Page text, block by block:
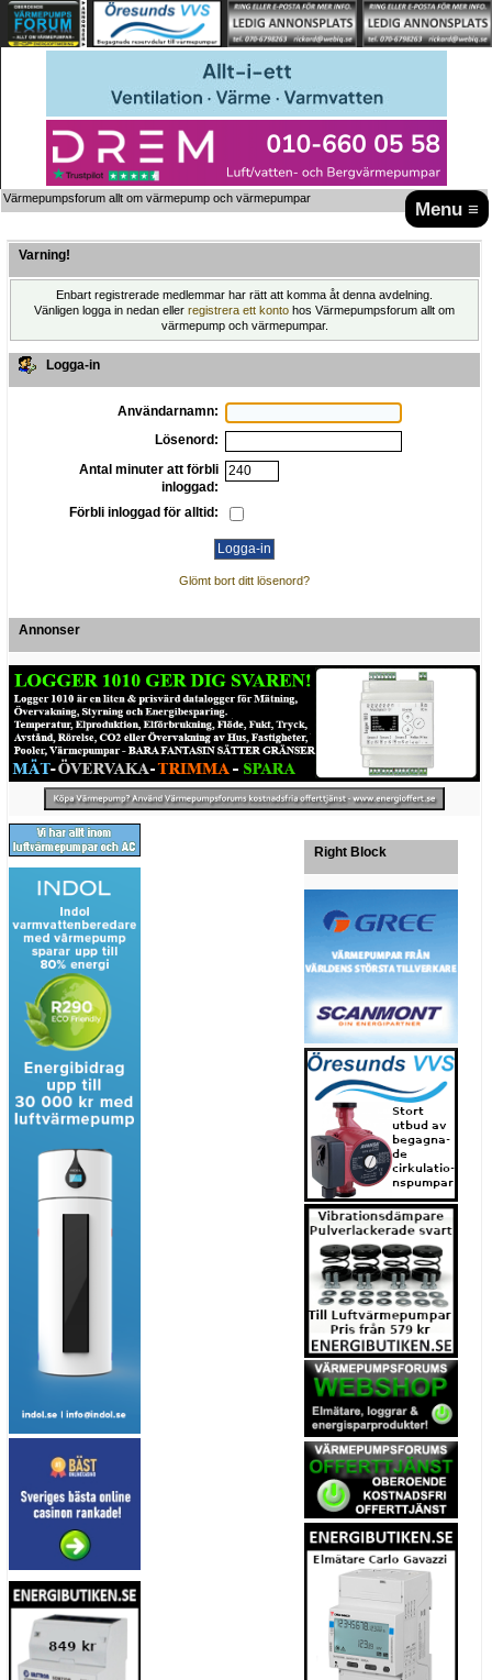
Menu ≡
Värmepumpsforum allt om värmepump och värmepumpar
Varning!
Enbart registrerade medlemmar har rätt att komma åt denna avdelning.
Vänligen logga in nedan eller registrera ett konto hos Värmepumpsforum allt om
värmepump och värmepumpar.
Logga-in
Användarnamn:
Lösenord:
Antal minuter att förbli
inloggad:
Förbli inloggad för alltid:
Glömt bort ditt lösenord?
Annonser
Right Block